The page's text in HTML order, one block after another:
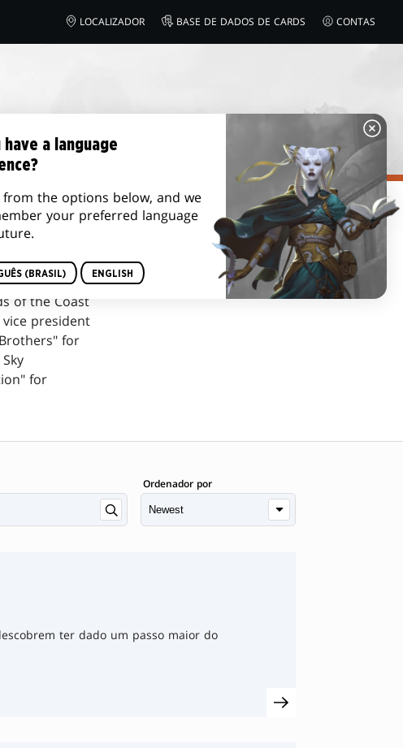
LOCALIZADOR BASE DE DADOS DE CARDS CONTAS
of the Coast
president
for
for
Ordenador por
ter dado um passo maior do
have a language
from the options below, and we
your preferred language
(BRASIL) ENGLISH